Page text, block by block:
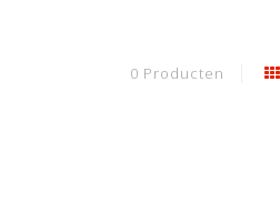
0 Producten